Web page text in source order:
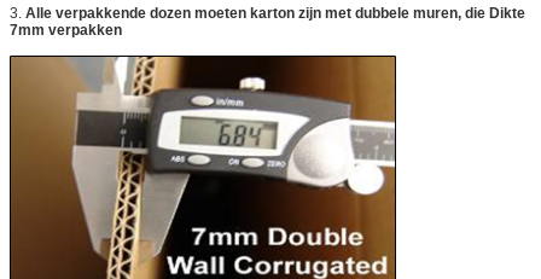
3. Alle verpakkende dozen moeten karton zijn met dubbele muren, die Dikte
7mm verpakken